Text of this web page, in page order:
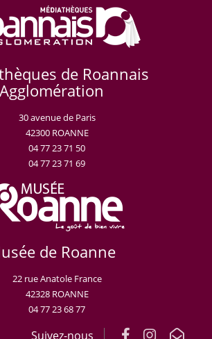
de Roannais
Agglomération
30 avenue de Paris
42300 ROANNE
04 77 23 71 50
04 77 23 71 69
de Roanne
22 rue Anatole France
42328 ROANNE
04 77 23 68 77
Suivez-nous